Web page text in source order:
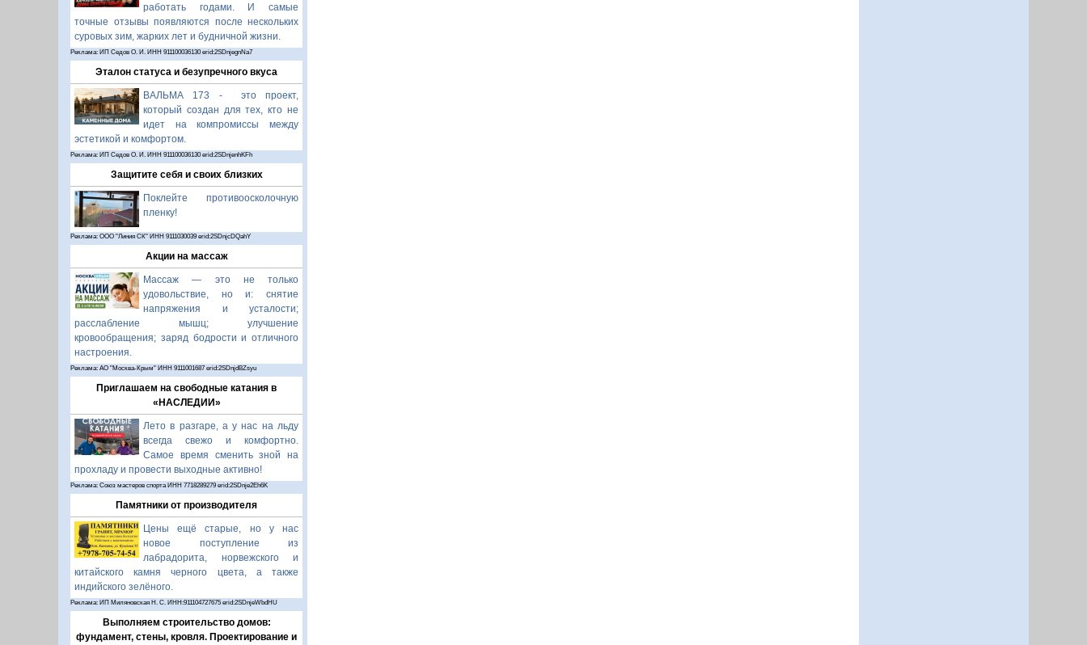
работать годами. И самые
точные отзывы появляются после нескольких
суровых зим, жарких лет и будничной жизни.
Реклама: ИП Седов О. И. ИНН 911100036130 erid:2SDnjegnNa7
Эталон статуса и безупречного вкуса
ВАЛЬМА 173 - это проект,
который создан для тех, кто не
идет на компромиссы между
эстетикой и комфортом.
Реклама: ИП Седов О. И. ИНН 911100036130 erid:2SDnjenhKFh
Защитите себя и своих близких
Поклейте противоосколочную
пленку!
Реклама: ООО "Линия СК" ИНН 9111030039 erid:2SDnjcDQahY
Акции на массаж
Массаж — это не только
удовольствие, но и: снятие
напряжения и усталости;
расслабление мышц; улучшение
кровообращения; заряд бодрости и отличного
настроения.
Реклама: АО "Москва-Крым" ИНН 9111001687 erid:2SDnjdBZsyu
Приглашаем на свободные катания в
«НАСЛЕДИИ»
Лето в разгаре, а у нас на льду
всегда свежо и комфортно.
Самое время сменить зной на
прохладу и провести выходные активно!
Реклама: Союз мастеров спорта ИНН 7718289279 erid:2SDnje2Eh6K
Памятники от производителя
Цены ещё старые, но у нас
новое поступление из
лабрадорита, норвежского и
китайского камня черного цвета, а также
индийского зелёного.
Реклама: ИП Миляновская Н. С. ИНН:911104727675 erid:2SDnjeWbdHU
Выполняем строительство домов:
фундамент, стены, кровля. Проектирование и